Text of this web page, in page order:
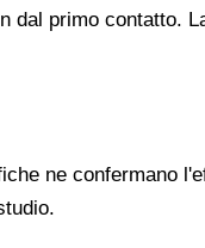
primo contatto.
ne confermano